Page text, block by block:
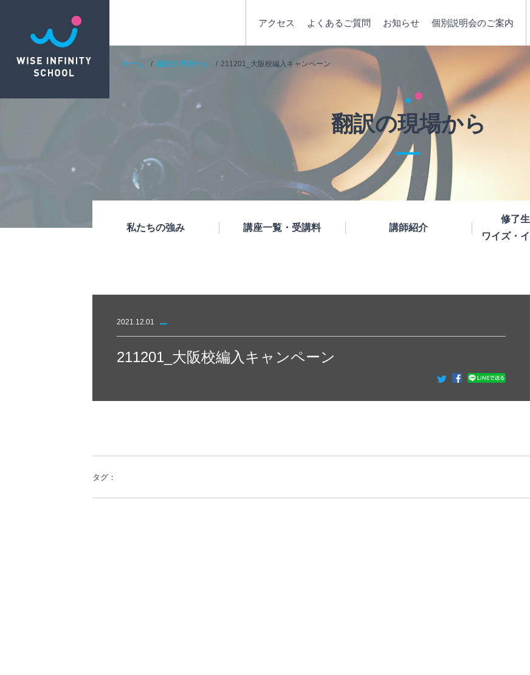
私たちの強み 講座一覧・受講料 講師紹介
修了
ワイズ・
アクセス よくあるご質問 お知らせ 個別説明会のご案内
ホーム 翻訳の現場から 211201_大阪校編入キャンペーン
翻訳の現場から
2021.12.01
211201_大阪校編入キャンペーン
タグ：